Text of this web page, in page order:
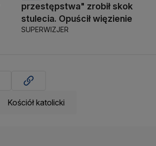
przestępstwa" zrobił skok
stulecia. Opuścił więzienie
SUPERWIZJER
Kościół katolicki